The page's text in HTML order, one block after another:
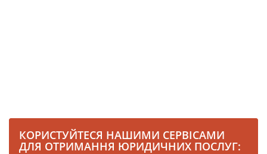
КОРИСТУЙТЕСЯ НАШИМИ СЕРВІСАМИ
ДЛЯ ОТРИМАННЯ ЮРИДИЧНИХ ПОСЛУГ: